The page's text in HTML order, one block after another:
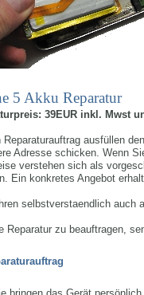
5 Akku Reparatur
39EUR inkl. Mwst
Reparaturauftrag ausfüllen
Adresse schicken. Wenn
verstehen sich als
Ein konkretes Angebot
selbstverstaendlich auch
Reparatur zu beauftragen,